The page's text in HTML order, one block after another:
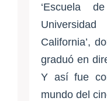
‘Escuela
California’,
graduó en
Y así fue
mundo del